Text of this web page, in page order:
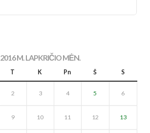
2016 M. LAPKRIČIO MĖN.
T K Pn Š S
2 3 4 5 6
9 10 11 12 13